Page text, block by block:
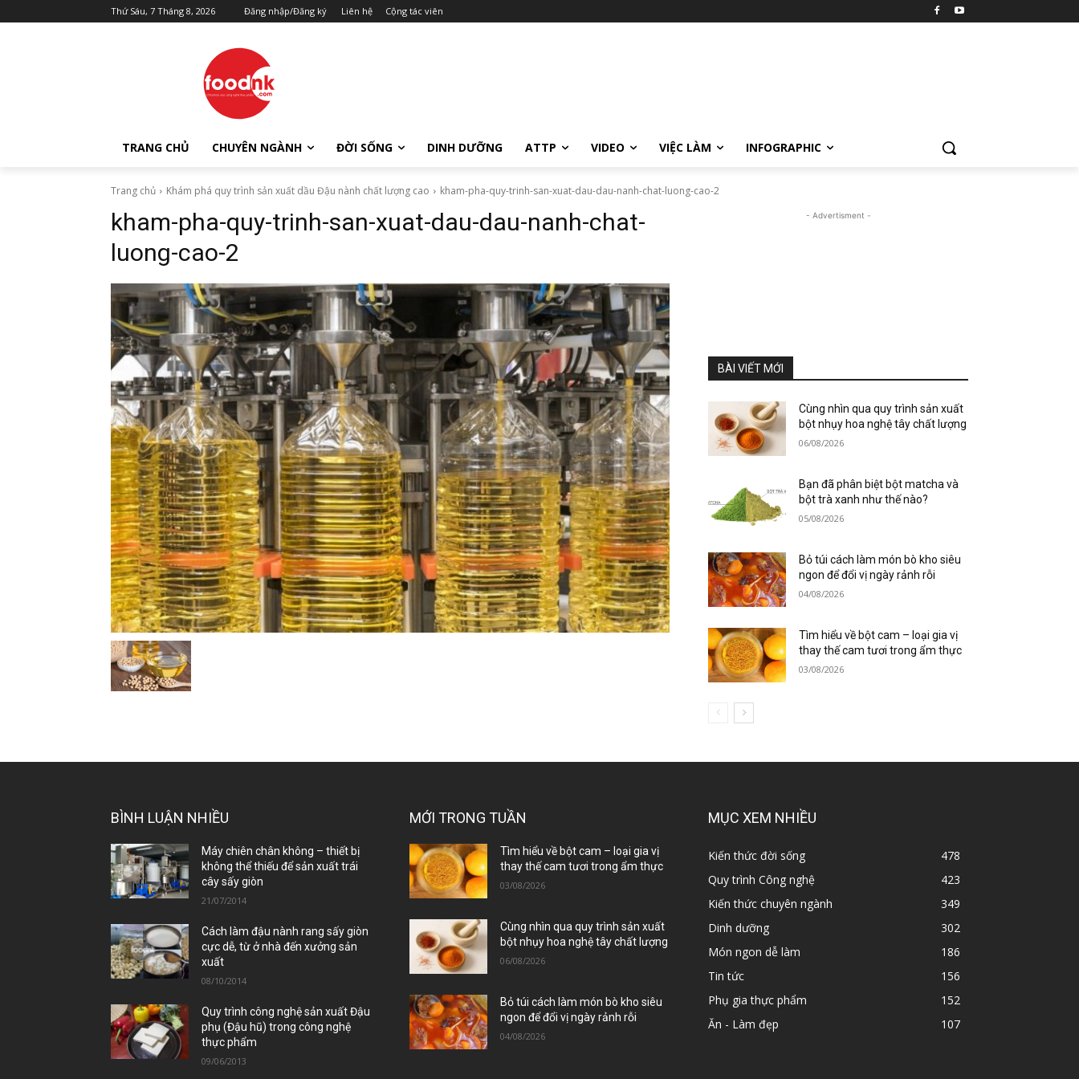
Thứ Sáu, 7 Tháng 8, 2026 Đăng nhập/Đăng ký Liên hệ Cộng tác viên
TRANG CHỦ CHUYÊN NGÀNH ĐỜI SỐNG DINH DƯỠNG ATTP VIDEO VIỆC LÀM INFOGRAPHIC
Trang chủ Khám phá quy trình sản xuất dầu Đậu nành chất lượng cao kham-pha-quy-trinh-san-xuat-dau-dau-nanh-chat-luong-cao-2
kham-pha-quy-trinh-san-xuat-dau-dau-nanh-chat-
luong-cao-2
- Advertisment -
BÀI VIẾT MỚI
Cùng nhìn qua quy trình sản xuất
bột nhụy hoa nghệ tây chất lượng
06/08/2026
Bạn đã phân biệt bột matcha và
bột trà xanh như thế nào?
05/08/2026
Bỏ túi cách làm món bò kho siêu
ngon để đổi vị ngày rảnh rỗi
04/08/2026
Tìm hiểu về bột cam – loại gia vị
thay thế cam tươi trong ẩm thực
03/08/2026
BÌNH LUẬN NHIỀU
Máy chiên chân không – thiết bị
không thể thiếu để sản xuất trái
cây sấy giòn
21/07/2014
Cách làm đậu nành rang sấy giòn
cực dễ, từ ở nhà đến xưởng sản
xuất
08/10/2014
Quy trình công nghệ sản xuất Đậu
phụ (Đậu hũ) trong công nghệ
thực phẩm
09/06/2013
MỚI TRONG TUẦN
Tìm hiểu về bột cam – loại gia vị
thay thế cam tươi trong ẩm thực
03/08/2026
Cùng nhìn qua quy trình sản xuất
bột nhụy hoa nghệ tây chất lượng
06/08/2026
Bỏ túi cách làm món bò kho siêu
ngon để đổi vị ngày rảnh rỗi
04/08/2026
MỤC XEM NHIỀU
Kiến thức đời sống
478
Quy trình Công nghệ
423
Kiến thức chuyên ngành
349
Dinh dưỡng
302
Món ngon dễ làm
186
Tin tức
156
Phụ gia thực phẩm
152
Ăn - Làm đẹp
107